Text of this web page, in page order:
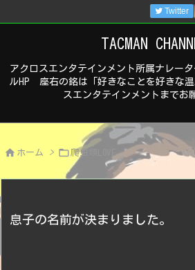
TACMAN
アクロスエンタテインメント所属ナレー
ルHP 座右の銘は「好きなことを好きな
スエンタテインメントまでお
Twitter
 ホーム > 爬虫類LOVE
息子の名前が決まりました。